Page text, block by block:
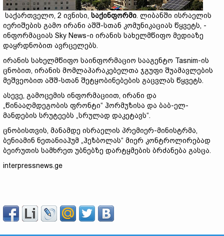
საქართველო, 2 ივნისი, საქინფორმი. ლიბანში ისრაელის
იერიშების გამო ირანი აშშ-სთან კომუნიკაციას წყვეტს, -
ინფორმაციას Sky News-ი ირანის სახელმწიფო მედიაზე
დაყრდნობით ავრცელებს.
ირანის სახელმწიფო საინფორმაციო სააგენტო Tasnim-ის
ცნობით, ირანის მომლაპარაკებელთა ჯგუფი შუამავლების
მეშვეობით აშშ-სთან შეტყობინებების გაცვლას წყვეტს.
ასევე, გამოცემის ინფორმაციით, ირანი და
„წინააღმდეგობის ფრონტი“ ჰორმუზისა და ბაბ-ელ-
მანდების სრუტეებს „სრულად დაკეტავს“.
ცნობისთვის, მანამდე ისრაელის პრემიერ-მინისტრმა,
ბენიამინ ნეთანიაჰუმ „ჰეზბოლას“ მიერ კონტროლირებად
ბეირუთის სამხრეთ უბნებზე დარტყმების ბრძანება გასცა.
interpressnews.ge